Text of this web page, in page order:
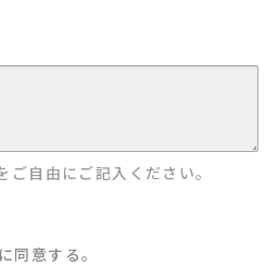
自由にご記入ください。
同意する。